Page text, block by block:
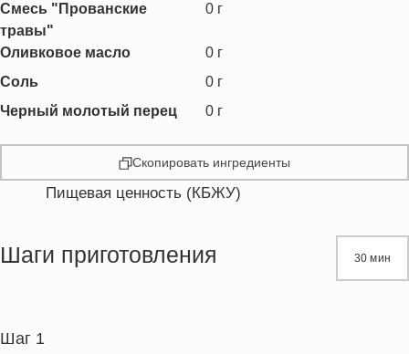
Смесь "Прованские
травы"
0 г
Оливковое масло 0 г
Соль
0 г
Черный молотый перец
0 г
Скопировать ингредиенты
Пищевая ценность (КБЖУ)
Жиры
Вода
Шаги приготовления 30 мин
Шаг 1